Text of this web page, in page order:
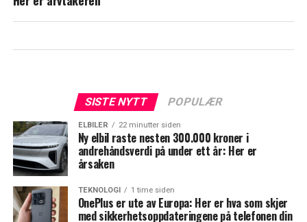
SISTE NYTT POPULÆR
ELBILER 22 minutter siden
Ny elbil raste nesten 300.000 kroner i
andrehåndsverdi på under ett år: Her er
årsaken
TEKNOLOGI 1 time siden
OnePlus er ute av Europa: Her er hva som skjer
med sikkerhetsoppdateringene på telefonen din